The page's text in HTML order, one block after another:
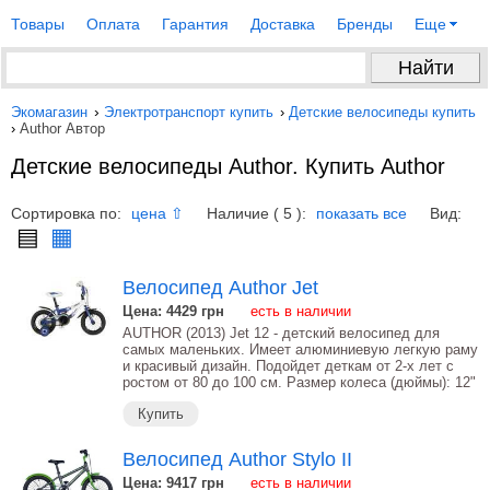
Товары Оплата Гарантия Доставка Бренды Еще
Экомагазин › Электротранспорт купить › Детские велосипеды купить
› Author Автор
Детские велосипеды Author. Купить Author
Сортировка по: цена ⇧ Наличие ( 5 ): показать все Вид:
▤ ▦
Велосипед Author Jet
Цена: 4429 грн
есть в наличии
AUTHOR (2013) Jet 12 - детский велосипед для
самых маленьких. Имеет алюминиевую легкую раму
и красивый дизайн. Подойдет деткам от 2-х лет с
ростом от 80 до 100 см. Размер колеса (дюймы): 12"
Купить
Велосипед Author Stylo II
Цена: 9417 грн есть в наличии